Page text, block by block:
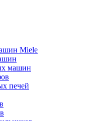
Miele
машин
печей